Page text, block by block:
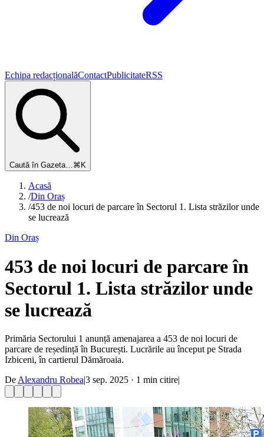
Echipa redacționalăContactPublicitateRSS
Caută în Gazeta…⌘K
Acasă
/Din Oraș
/453 de noi locuri de parcare în Sectorul 1. Lista străzilor unde
se lucrează
Din Oraș
453 de noi locuri de parcare în
Sectorul 1. Lista străzilor unde
se lucrează
Primăria Sectorului 1 anunță amenajarea a 453 de noi locuri de
parcare de reședință în București. Lucrările au început pe Strada
Izbiceni, în cartierul Dămăroaia.
De Alexandru Robea|3 sep. 2025 · 1 min citire|